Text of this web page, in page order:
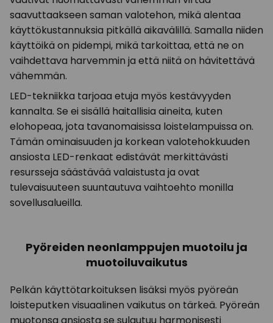
saavuttaakseen saman valotehon, mikä alentaa
käyttökustannuksia pitkällä aikavälillä. Samalla niiden
käyttöikä on pidempi, mikä tarkoittaa, että ne on
vaihdettava harvemmin ja että niitä on hävitettävä
vähemmän.
LED-tekniikka tarjoaa etuja myös kestävyyden
kannalta. Se ei sisällä haitallisia aineita, kuten
elohopeaa, jota tavanomaisissa loistelampuissa on.
Tämän ominaisuuden ja korkean valotehokkuuden
ansiosta LED-renkaat edistävät merkittävästi
resursseja säästävää valaistusta ja ovat
tulevaisuuteen suuntautuva vaihtoehto monilla
sovellusalueilla.
Pyöreiden neonlamppujen muotoilu ja
muotoiluvaikutus
Pelkän käyttötarkoituksen lisäksi myös pyöreän
loisteputken visuaalinen vaikutus on tärkeä. Pyöreän
muotonsa ansiosta se sulautuu harmonisesti